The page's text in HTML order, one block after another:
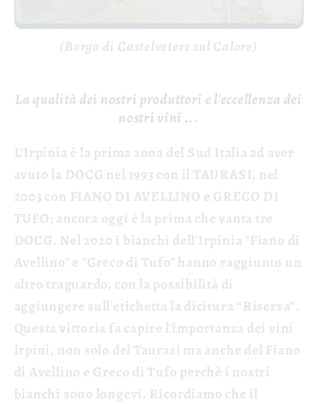
(Borgo di Castelvetere sul Calore)
La qualità dei nostri produttori e l'eccellenza dei
nostri vini ...
L’Irpinia è la prima zona del Sud Italia ad aver
avuto la DOCG nel 1993 con il TAURASI, nel
2003 con FIANO DI AVELLINO e GRECO DI
TUFO; ancora oggi è la prima che vanta tre
DOCG. Nel 2020 i bianchi dell'Irpinia "Fiano di
Avellino" e "Greco di Tufo" hanno raggiunto un
altro traguardo, con la possibilità di
aggiungere sull'etichetta la dicitura “Riserva”.
Questa vittoria fa capire l'importanza dei vini
irpini, non solo del Taurasi ma anche del Fiano
di Avellino e Greco di Tufo perchè i nostri
bianchi sono longevi. Ricordiamo che il